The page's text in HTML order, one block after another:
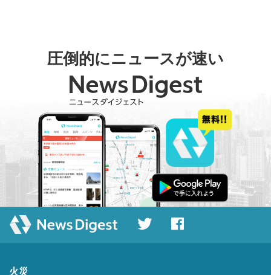
圧倒的にニュースが速い
火災